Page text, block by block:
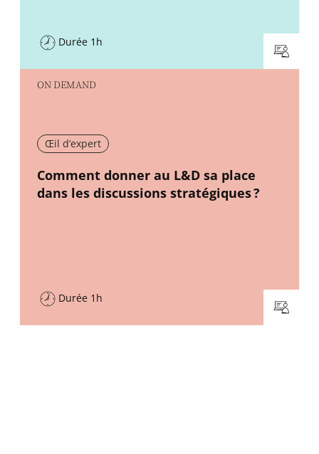
Durée 1h
ON DEMAND
Œil d’expert
New window
Comment donner au L&D sa place
dans les discussions stratégiques ?
Durée 1h